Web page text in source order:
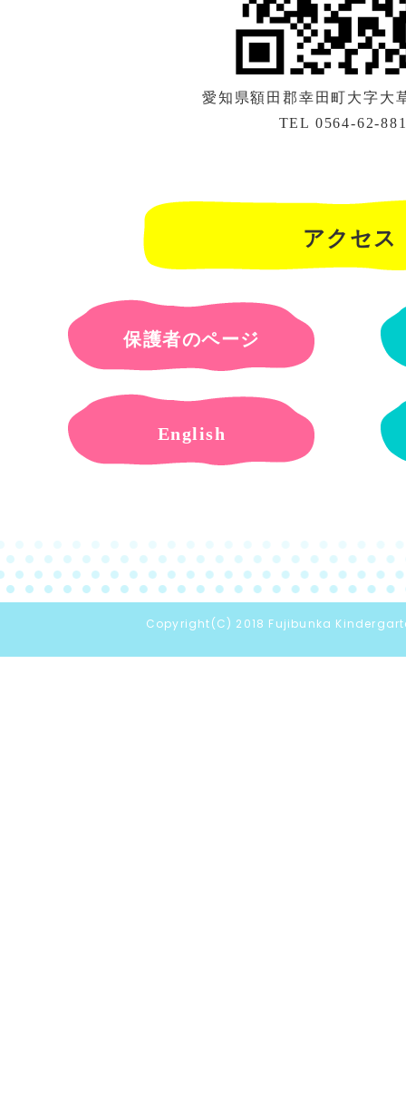
愛知県額田郡幸田町大字大
TEL 0564-62-
アクセス
保護者のページ
English
Copyright(C) 2018 Fujibunka